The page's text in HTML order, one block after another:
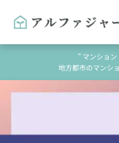
" マンショ
地方都市のマンシ